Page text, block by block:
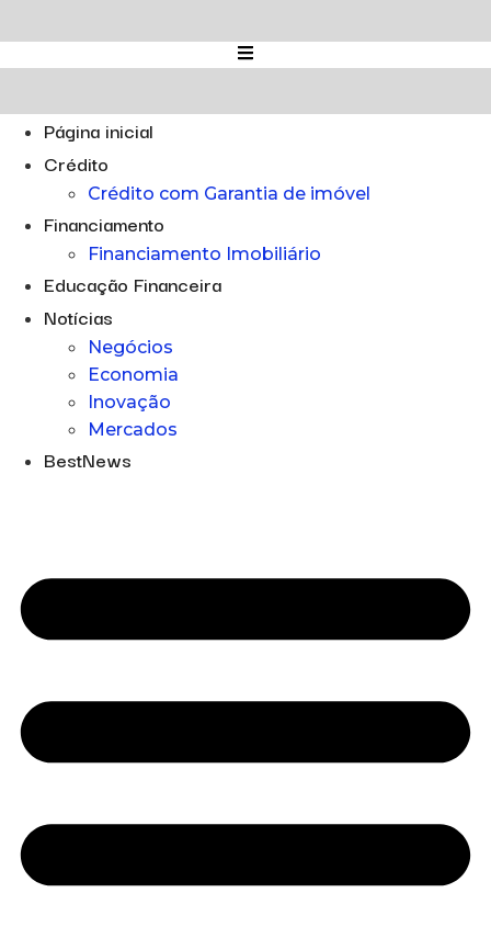
para
o
Página inicial
Crédito
Crédito com Garantia de imóvel
Financiamento
Financiamento Imobiliário
Educação Financeira
Notícias
Negócios
Economia
Inovação
Mercados
BestNews